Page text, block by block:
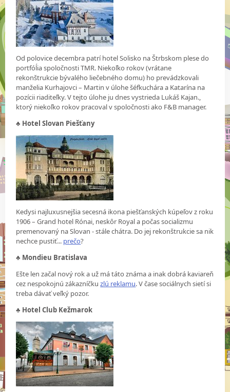
Od polovice decembra patrí hotel Solisko na Štrbskom plese do
portfóĺia spoločnosti TMR. Niekoľko rokov (vrátane
rekonštrukcie bývalého liečebného domu) ho prevádzkovali
manželia Kurhajovci – Martin v úlohe šéfkuchára a Katarína na
pozícii riaditeľky. V tejto úlohe ju dnes vystrieda Lukáš Kajan.,
ktorý niekoľko rokov pracoval v spoločnosti ako F&B manager.
♣ Hotel Slovan Piešťany
Kedysi najluxusnejšia secesná ikona piešťanských kúpeľov z roku
1906 – Grand hotel Rónai, neskôr Royal a počas socializmu
premenovaný na Slovan - stále chátra. Do jej rekonštrukcie sa nik
nechce pustiť... prečo?
♣ Mondieu Bratislava
Ešte len začal nový rok a už má táto známa a inak dobrá kaviareň
cez nespokojnú zákazníčkuzlú reklamu. V čase sociálnych sietí si
treba dávať veľký pozor.
♣ Hotel Club Kežmarok